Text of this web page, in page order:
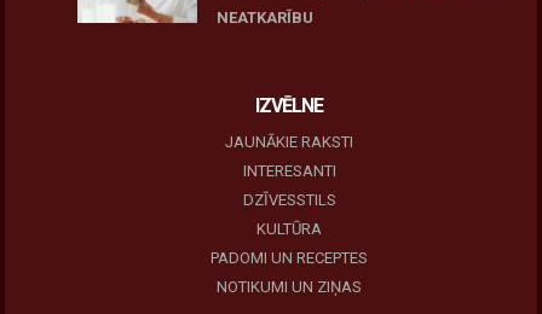
NEATKARĪBU
IZVĒLNE
JAUNĀKIE RAKSTI
INTERESANTI
DZĪVESSTILS
KULTŪRA
PADOMI UN RECEPTES
NOTIKUMI UN ZIŅAS